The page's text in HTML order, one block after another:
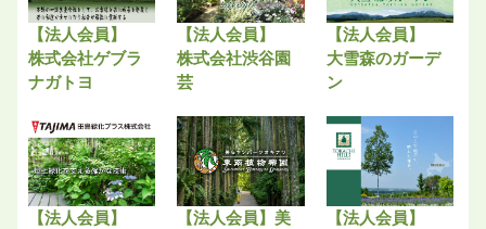
【法人会員】
株式会社ゲブラ
ナガトヨ
【法人会員】
株式会社渋谷園
芸
【法人会員】
大雪森のガーデ
ン
【法人会員】
【法人会員】美
【法人会員】